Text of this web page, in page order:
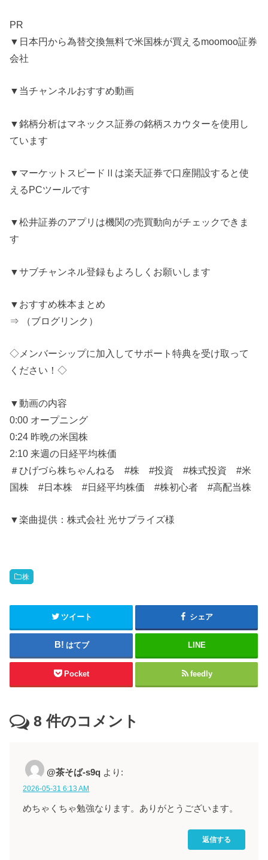
PR
▼日本円から為替交換無料で米国株が買えるmoomoo証券
会社
▼当チャンネルおすすめ動画
▼銘柄分析はマネックス証券の銘柄スカウターを使用し
ています
▼マーケットスピードⅡは楽天証券で口座開設すると使
えるPCツールです
▼松井証券のアプリは機関の売買動向がチェックできま
す
▼サブチャンネル登録もよろしくお願いします
▼おすすめ株本まとめ
⇒ （ブログリンク）
◇メンバーシップに加入してサポート特典を受け取って
ください！◇
▼動画の内容
0:00 オープニング
0:24 昨晩の米国株
2:10 来週の日経平均株価
＃ひげづら株ちゃんねる #株 #投資 #株式投資 #米
国株 #日本株 #日経平均株価 #株初心者 #高配当株
▼楽曲提供：株式会社 光サプライズ様
株
ツイート シェア
はてブ LINE
Pocket feedly
8 件のコメント
@茶そば-s9q より:
2026-05-31 6:13 AM
めちゃくちゃ勉強なります。ありがとうございます。
返信する